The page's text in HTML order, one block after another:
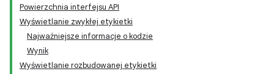
Powierzchnia interfejsu API
Wyświetlanie zwykłej etykietki
Najważniejsze informacje o kodzie
Wynik
Wyświetlanie rozbudowanej etykietki